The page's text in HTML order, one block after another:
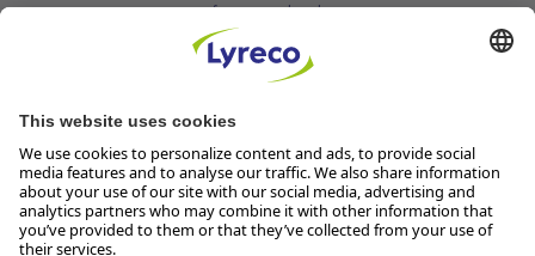
Informasjonskapsler
Kjøpsbetingelser
Personvernerklæring
Vilkår
Vilkår for kundeklubben
Åpenhetsloven
Endre dine personvernsinnstillinger